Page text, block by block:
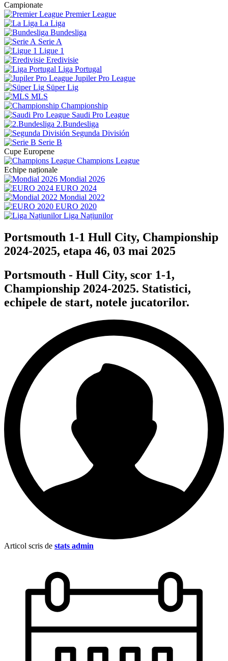
Campionate
Premier League
La Liga
Bundesliga
Serie A
Ligue 1
Eredivisie
Liga Portugal
Jupiler Pro League
Süper Lig
MLS
Championship
Saudi Pro League
2.Bundesliga
Segunda División
Serie B
Cupe Europene
Champions League
Echipe naționale
Mondial 2026
EURO 2024
Mondial 2022
EURO 2020
Liga Națiunilor
Portsmouth 1-1 Hull City, Championship
2024-2025, etapa 46, 03 mai 2025
Portsmouth - Hull City, scor 1-1,
Championship 2024-2025. Statistici,
echipele de start, notele jucatorilor.
Articol scris de stats admin